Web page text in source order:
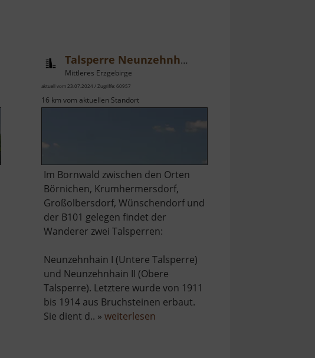
Talsperre Neunzehnhain II
Mittleres Erzgebirge
aktuell vom 23.07.2024 / Zugriffe: 60957
16 km vom aktuellen Standort
Im Bornwald zwischen den Orten
Börnichen, Krumhermersdorf,
Großolbersdorf, Wünschendorf und
der B101 gelegen findet der
Wanderer zwei Talsperren:
Neunzehnhain I (Untere Talsperre)
und Neunzehnhain II (Obere
Talsperre). Letztere wurde von 1911
bis 1914 aus Bruchsteinen erbaut.
Sie dient d.. » weiterlesenüber